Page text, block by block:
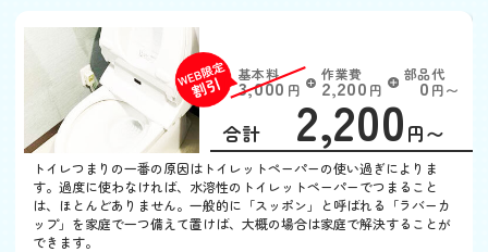
基本料
3,000 円 W
EB
限
定
割
引
作業費
2,200 円
部品代
0円〜
合計 2,200 円〜
トイレつまりの一番の原因はトイレットペーパーの使い過ぎによりま
す。過度に使わなければ、水溶性のトイレットペーパーでつまること
は、ほとんどありません。一般的に「スッポン」と呼ばれる「ラバーカ
ップ」を家庭で一つ備えて置けば、大概の場合は家庭で解決することが
できます。